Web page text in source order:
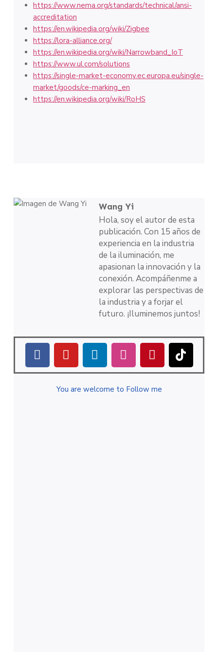
https://www.nema.org/standards/technical/ansi-
accreditation
https://en.wikipedia.org/wiki/Zigbee
https://lora-alliance.org/
https://en.wikipedia.org/wiki/Narrowband_IoT
https://www.ul.com/solutions
https://single-market-economy.ec.europa.eu/single-
market/goods/ce-marking_en
https://en.wikipedia.org/wiki/RoHS
Wang Yi
Hola, soy el autor de esta
publicación. Con 15 años de
experiencia en la industria
de la iluminación, me
apasionan la innovación y la
conexión. Acompáñenme a
explorar las perspectivas de
la industria y a forjar el
futuro. ¡Iluminemos juntos!
You are welcome to Follow me